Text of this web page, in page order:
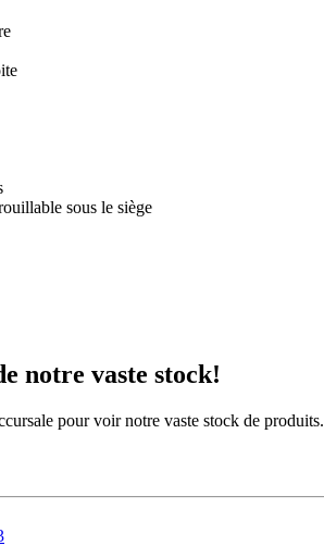
sous le siège
notre vaste stock!
pour voir notre vaste stock de produits.